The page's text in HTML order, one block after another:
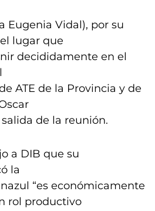
Eugenia Vidal), por su
lugar que
decididamente en el
ATE de la Provincia y de
salida de la reunión.
a DIB que su
la
“es económicamente
rol productivo